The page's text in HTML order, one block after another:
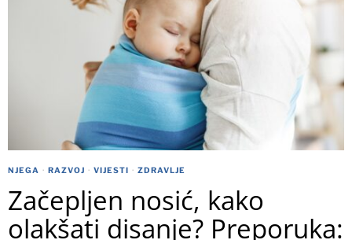
NJEGA · RAZVOJ · VIJESTI · ZDRAVLJE
Začepljen nosić, kako
olakšati disanje? Preporuka: